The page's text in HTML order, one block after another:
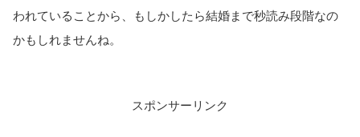
われていることから、もしかしたら結婚まで秒読み段階なの
かもしれませんね。
スポンサーリンク